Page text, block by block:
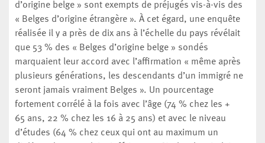
d’origine belge » sont exempts de préjugés vis-à-vis des
« Belges d’origine étrangère ». À cet égard, une enquête
réalisée il y a près de dix ans à l’échelle du pays révélait
que 53 % des « Belges d’origine belge » sondés
marquaient leur accord avec l’affirmation « même après
plusieurs générations, les descendants d’un immigré ne
seront jamais vraiment Belges ». Un pourcentage
fortement corrélé à la fois avec l’âge (74 % chez les +
65 ans, 22 % chez les 16 à 25 ans) et avec le niveau
d’études (64 % chez ceux qui ont au maximum un